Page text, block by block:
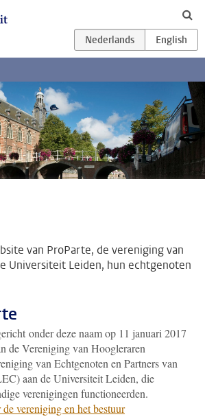
van ProParte, de vereniging van
Universiteit Leiden, hun echtgenoten
onder deze naam op 11 januari 2017
de Vereniging van Hoogleraren
van Echtgenoten en Partners van
aan de Universiteit Leiden, die
verenigingen functioneerden.
vereniging en het bestuur